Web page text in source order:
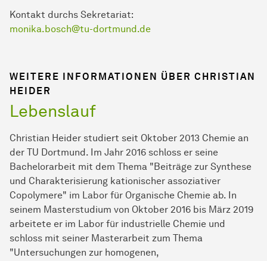
Kontakt durchs Sekretariat:
monika.bosch@tu-dortmund.de
WEITERE INFORMATIONEN ÜBER CHRISTIAN
HEIDER
Lebenslauf
Christian Heider studiert seit Oktober 2013 Chemie an
der TU Dortmund. Im Jahr 2016 schloss er seine
Bachelorarbeit mit dem Thema "Beiträge zur Synthese
und Charakterisierung kationischer assoziativer
Copolymere" im Labor für Organische Chemie ab. In
seinem Masterstudium von Oktober 2016 bis März 2019
arbeitete er im Labor für industrielle Chemie und
schloss mit seiner Masterarbeit zum Thema
"Untersuchungen zur homogenen,